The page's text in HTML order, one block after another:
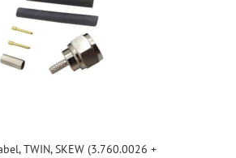
TWIN, SKEW (3.760.0026 +